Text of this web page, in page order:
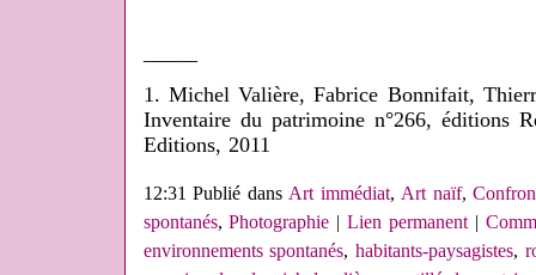
1. Michel Valière, Fabrice Bonnifait,
Inventaire du patrimoine n°266, éditions
Editions, 2011
12:31 Publié dansArt immédiat, Art naïf,
spontanés,Photographie |Lien permanent|
environnements spontanés,habitants-paysagistes,